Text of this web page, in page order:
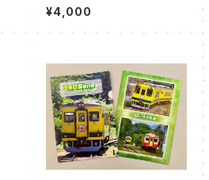
（しょうゆ味・カレー味）
¥4,000